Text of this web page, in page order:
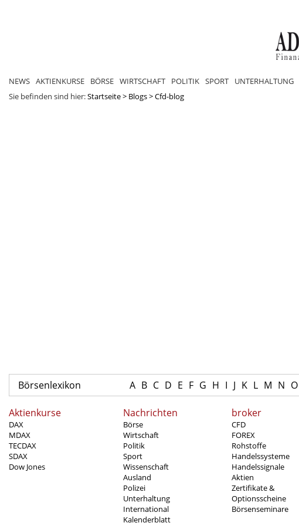
NEWS AKTIENKURSE BÖRSE WIRTSCHAFT POLITIK SPORT UNTERHALTUNG
Sie befinden sind hier:Startseite> Blogs>Cfd-blog
Börsenlexikon A B C D E F G H I J K L M N O
Aktienkurse
DAX
MDAX
TECDAX
SDAX
Dow Jones
Nachrichten
Börse
Wirtschaft
Politik
Sport
Wissenschaft
Ausland
Polizei
Unterhaltung
International
Kalenderblatt
broker
CFD
FOREX
Rohstoffe
Handelssysteme
Handelssignale
Aktien
Zertifikate &
Optionsscheine
Börsenseminare